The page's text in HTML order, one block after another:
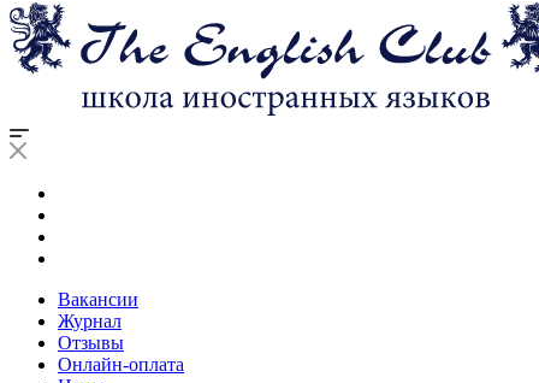
Вакансии
Журнал
Отзывы
Онлайн-оплата